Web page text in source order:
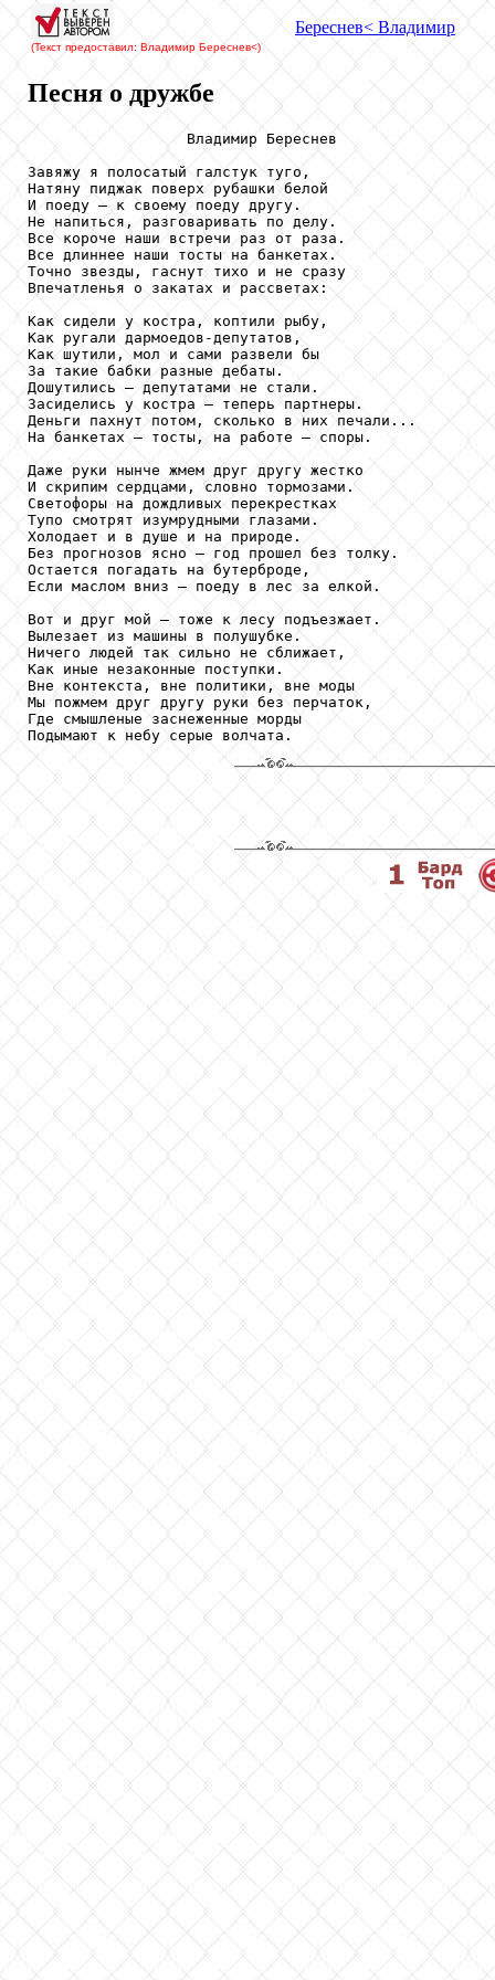
(Текст предоставил: Владимир Береснев<)
Береснев< Владимир
Песня о дружбе
                  Владимир Береснев
Завяжу я полосатый галстук туго,
Натяну пиджак поверх рубашки белой
И поеду – к своему поеду другу.
Не напиться, разговаривать по делу.
Все короче наши встречи раз от раза.
Все длиннее наши тосты на банкетах.
Точно звезды, гаснут тихо и не сразу
Впечатленья о закатах и рассветах:
Как сидели у костра, коптили рыбу,
Как ругали дармоедов-депутатов,
Как шутили, мол и сами развели бы
За такие бабки разные дебаты.
Дошутились – депутатами не стали.
Засиделись у костра – теперь партнеры.
Деньги пахнут потом, сколько в них печали...
На банкетах – тосты, на работе – споры.
Даже руки нынче жмем друг другу жестко
И скрипим сердцами, словно тормозами.
Светофоры на дождливых перекрестках
Тупо смотрят изумрудными глазами.
Холодает и в душе и на природе.
Без прогнозов ясно – год прошел без толку.
Остается погадать на бутерброде,
Если маслом вниз – поеду в лес за елкой.
Вот и друг мой – тоже к лесу подъезжает.
Вылезает из машины в полушубке.
Ничего людей так сильно не сближает,
Как иные незаконные поступки.
Вне контекста, вне политики, вне моды
Мы пожмем друг другу руки без перчаток,
Где смышленые заснеженные морды